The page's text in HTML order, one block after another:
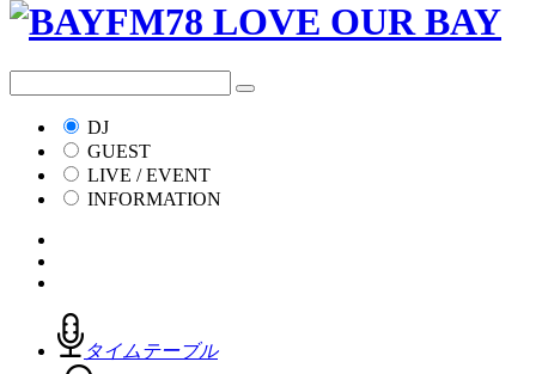
DJ
GUEST
LIVE / EVENT
INFORMATION
タイムテーブル